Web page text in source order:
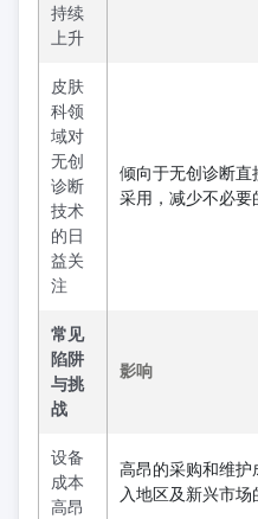
持续
上升
皮肤
科领
域对
无创
诊断
技术
的日
益关
注
倾向于无创诊断
采用，减少不必要
常见
陷阱
与挑
战
影响
设备
成本
高昂
高昂的采购和维
入地区及新兴市场